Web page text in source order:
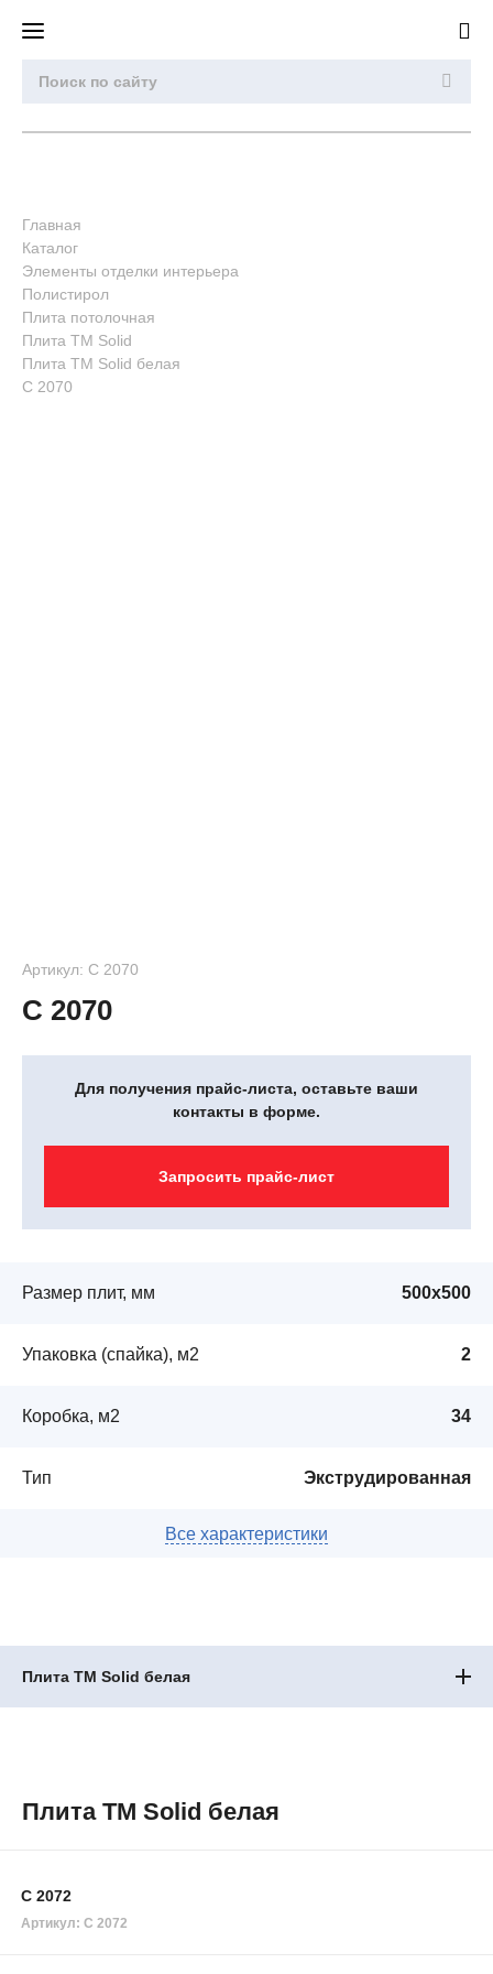
Главная
Каталог
Элементы отделки интерьера
Полистирол
Плита потолочная
Плита ТМ Solid
Плита ТМ Solid белая
C 2070
Артикул: С 2070
C 2070
Для получения прайс-листа, оставьте ваши
контакты в форме.
Запросить прайс-лист
Размер плит, мм 500х500
Упаковка (спайка), м2 2
Коробка, м2 34
Тип Экструдированная
Плита ТМ Solid белая
Плита ТМ Solid белая
C 2072
Артикул: С 2072